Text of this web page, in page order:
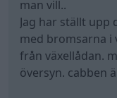
man vill..
Jag har ställt upp
med bromsarna i
från växellådan.
översyn. cabben